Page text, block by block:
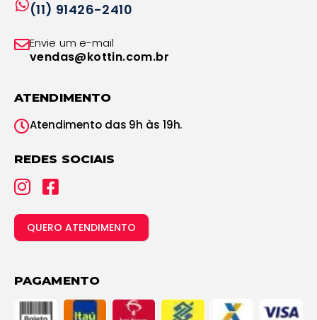
(11) 91426-2410
Envie um e-mail
vendas@kottin.com.br
ATENDIMENTO
Atendimento das 9h às 19h.
REDES SOCIAIS
QUERO ATENDIMENTO
PAGAMENTO